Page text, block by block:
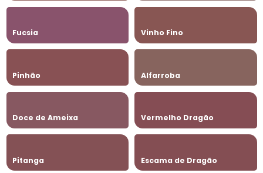
Fucsia Vinho Fino
Pinhão Alfarroba
Doce de Ameixa Vermelho Dragão
Pitanga Escama de Dragão